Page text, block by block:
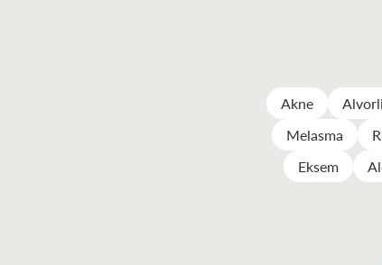
Akne
Melasma
Eksem